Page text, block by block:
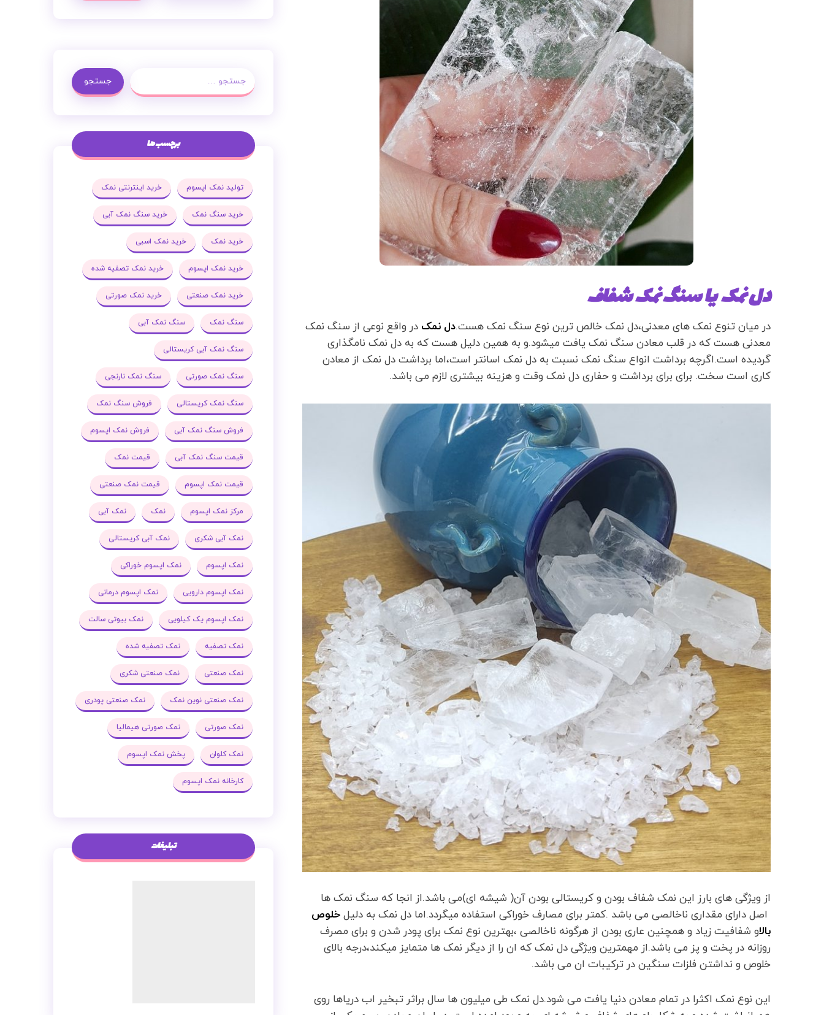
دل نمک یا سنگ نمک شفاف
در میان تنوع نمک های معدنی،دل نمک خالص ترین نوع سنگ نمک هست.دل نمک در واقع نوعی از سنگ نمک
معدنی هست که در قلب معادن سنگ نمک یافت میشود.و به همین دلیل هست که به دل نمک نامگذاری
گردیده است.اگرچه برداشت انواع سنگ نمک نسبت به دل نمک اسانتر است،اما برداشت دل نمک از معادن
کاری است سخت. برای برای برداشت و حفاری دل نمک وقت و هزینه بیشتری لازم می باشد.
از ویژگی های بارز این نمک شفاف بودن و کریستالی بودن آن( شیشه ای)می باشد.از انجا که سنگ نمک ها
اصل دارای مقداری ناخالصی می باشد .کمتر برای مصارف خوراکی استفاده میگردد.اما دل نمک به دلیل خلوص
بالاو شفافیت زیاد و همچنین عاری بودن از هرگونه ناخالصی ،بهترین نوع نمک برای پودر شدن و برای مصرف
روزانه در پخت و پز می باشد.از مهمترین ویژگی دل نمک که ان را از دیگر نمک ها متمایز میکند،درجه بالای
خلوص و نداشتن فلزات سنگین در ترکیبات ان می باشد.
این نوع نمک اکثرا در تمام معادن دنیا یافت می شود.دل نمک طی میلیون ها سال براثر تبخیر اب دریاها روی
جستجو
برچسب ها
تولید نمک اپسوم خرید اینترنتی نمک
خرید سنگ نمک خرید سنگ نمک آبی
خرید نمک خرید نمک اسبی
خرید نمک اپسوم خرید نمک تصفیه شده
خرید نمک صنعتی خرید نمک صورتی
سنگ نمک سنگ نمک آبی
سنگ نمک آبی کریستالی
سنگ نمک صورتی سنگ نمک نارنجی
سنگ نمک کریستالی فروش سنگ نمک
فروش سنگ نمک آبی فروش نمک اپسوم
قیمت سنگ نمک آبی قیمت نمک
قیمت نمک اپسوم قیمت نمک صنعتی
مرکز نمک اپسوم نمک نمک آبی
نمک آبی شکری نمک آبی کریستالی
نمک اپسوم نمک اپسوم خوراکی
نمک اپسوم دارویی نمک اپسوم درمانی
نمک اپسوم یک کیلویی نمک بیوتی سالت
نمک تصفیه نمک تصفیه شده
نمک صنعتی نمک صنعتی شکری
نمک صنعتی نوین نمک نمک صنعتی پودری
نمک صورتی نمک صورتی هیمالیا
نمک کلوان پخش نمک اپسوم
کارخانه نمک اپسوم
تبلیغات